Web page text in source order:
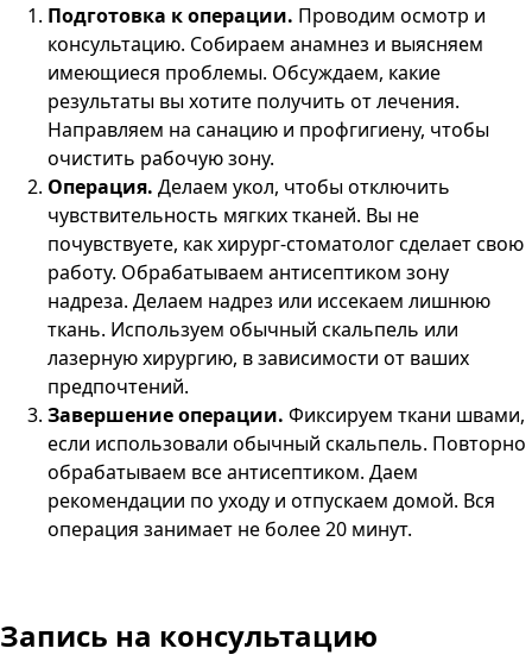
Подготовка к операции. Проводим осмотр и
консультацию. Собираем анамнез и выясняем
имеющиеся проблемы. Обсуждаем, какие
результаты вы хотите получить от лечения.
Направляем на санацию и профгигиену, чтобы
очистить рабочую зону.
Операция. Делаем укол, чтобы отключить
чувствительность мягких тканей. Вы не
почувствуете, как хирург-стоматолог сделает свою
работу. Обрабатываем антисептиком зону
надреза. Делаем надрез или иссекаем лишнюю
ткань. Используем обычный скальпель или
лазерную хирургию, в зависимости от ваших
предпочтений.
Завершение операции. Фиксируем ткани швами,
если использовали обычный скальпель. Повторно
обрабатываем все антисептиком. Даем
рекомендации по уходу и отпускаем домой. Вся
операция занимает не более 20 минут.
Запись на консультацию